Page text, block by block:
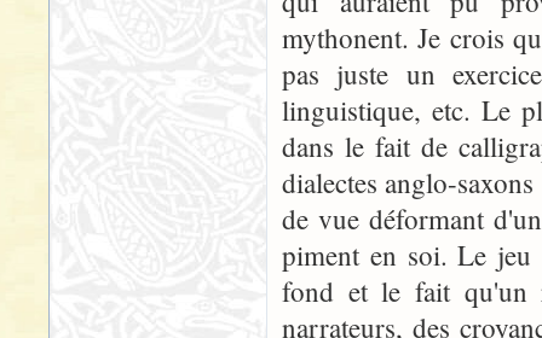
mythonent. Je crois
pas juste un
linguistique, etc. Le
dans le fait de
dialectes anglo-
de vue déformant
piment en soi. Le jeu
fond et le fait qu'un
narrateurs, des